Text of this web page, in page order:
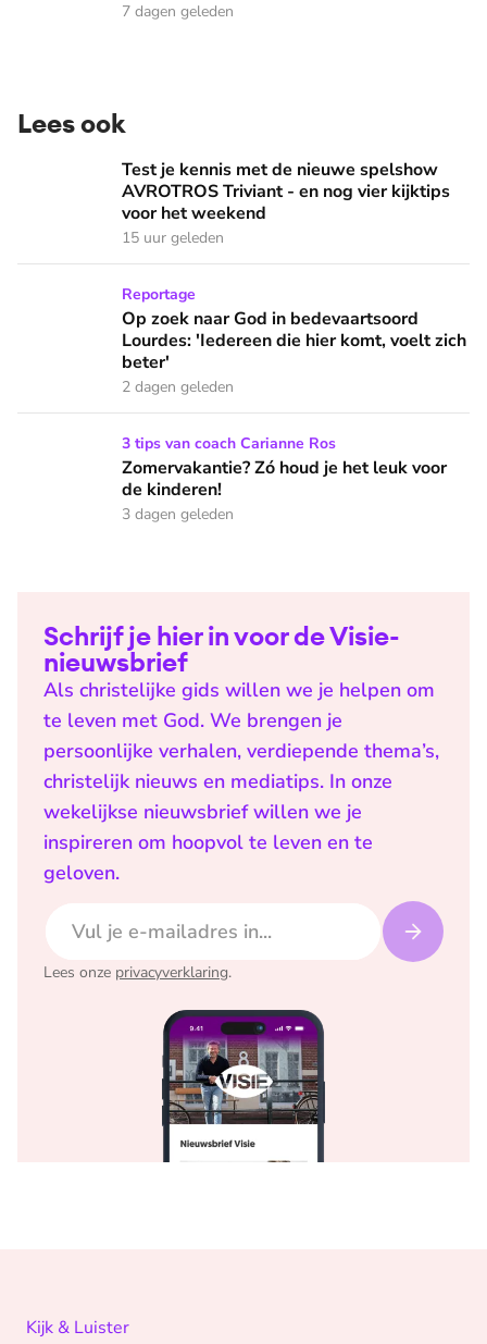
7 dagen geleden
Lees ook
Test je kennis met de nieuwe spelshow AVROTROS
Test je kennis met de nieuwe spelshow
AVROTROS Triviant - en nog vier kijktips
voor het weekend
15 uur geleden
Op zoek naar God in bedevaartsoord Lourdes: 'Iedereen
Reportage
Op zoek naar God in bedevaartsoord
Lourdes: 'Iedereen die hier komt, voelt zich
beter'
2 dagen geleden
Zomervakantie? Zó houd je het leuk voor de kinderen!
3 tips van coach Carianne Ros
Zomervakantie? Zó houd je het leuk voor
de kinderen!
3 dagen geleden
Schrijf je hier in voor de Visie-
nieuwsbrief
Als christelijke gids willen we je helpen om
te leven met God. We brengen je
persoonlijke verhalen, verdiepende thema’s,
christelijk nieuws en mediatips. In onze
wekelijkse nieuwsbrief willen we je
inspireren om hoopvol te leven en te
geloven.
Lees onze privacyverklaring.
Kijk & Luister